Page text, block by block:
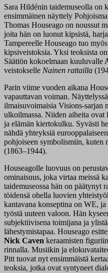
Sara Hildénin taidemuseolla on
ensimmäinen näyttely
Thomas Houseago on noussut
joita hän on luonut kipsistä,
Tampereelle Houseago tuo
kipsiveistoksia. Yksi teoksista
Säätiön kokoelmaan kuuluvalle
veistokselle Nainen rattailla
Parin viime vuoden aikana
vapauttavan voiman.
ilmaisuvoimaisia Visions-sarjan
ulkoilmassa. Niiden aiheita ovat
ja elämän kiertokulku. Syvästi
nähdä yhteyksiä
pohjoiseen symbolismiin, kuten
(1863–1944).
Houseagolle luovuus on
ominaisuus, joka virtaa meissä
taidemuseossa hän on päätynyt
töidensä ohella luovien
kantavana konseptina on WE, ja
työstä uuteen valoon. Hän
subjektiivisena toimijana ja
lähestymistapaa. Houseago
Nick Caven keraamisten
rinnalla. Musiikin ja
Pitt tuovat nyt ensimmäistä
teoksia, jotka ovat syntyneet